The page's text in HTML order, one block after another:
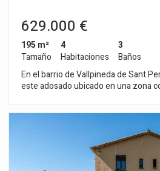
629.000 €
195 m²
Tamaño
4
Habitaciones
3
Baños
En el barrio de Vallpineda de Sant
este adosado ubicado en una zona
compone de un salón-comedor y
Desde el salón se accede a una
jardín y a la calle. Finalmente, un